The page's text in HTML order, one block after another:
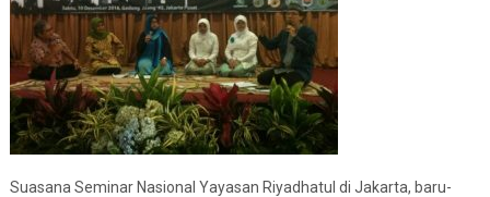
Suasana Seminar Nasional Yayasan Riyadhatul di Jakarta, baru-